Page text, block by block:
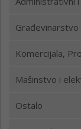
Građevinarstvo
Komercijala,
Mašinstvo i
Ostalo